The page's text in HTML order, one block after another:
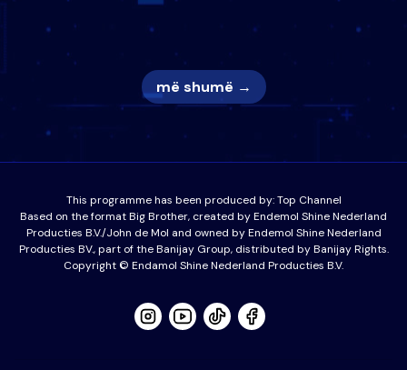
nëna dhe fëmijët e tij, moderatori
nuk i mban dot lotët: Nuk meritoj…
më shumë →
This programme has been produced by:Top Channel
Based on the format Big Brother, created by Endemol Shine Nederland
Producties B.V./John de Mol and owned by Endemol Shine Nederland
Producties BV., part of the Banijay Group, distributed by Banijay Rights.
Copyright © Endamol Shine Nederland Producties B.V.